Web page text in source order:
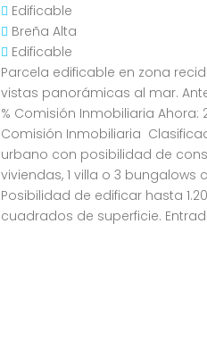
Edificable
Breña Alta
Edificable
Parcela edificable en zona
vistas panorámicas al mar.
% Comisión Inmobiliaria Ahora:
Comisión Inmobiliaria
urbano con posibilidad de
viviendas, 1 villa o 3 bungalows
Posibilidad de edificar hasta
cuadrados de superficie.